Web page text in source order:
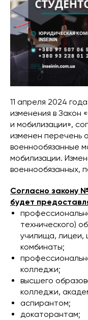
11 апреля 2024
изменения в Закон
и мобилизации»,
изменен перечень
военнообязанные
мобилизации.
военнообязанных,
Согласно закону
будет
технического)
училища, лицеи,
комбинаты;
колледжи;
высшего
колледжи,
аспирантом;
докаторантам;